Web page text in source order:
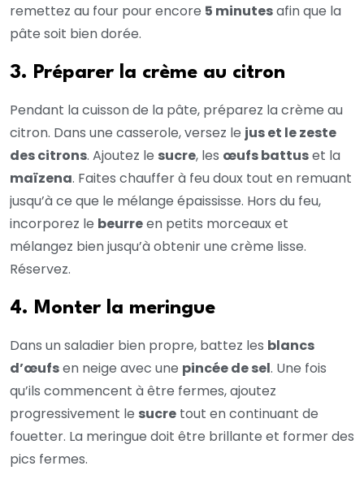
remettez au four pour encore 5 minutesafin que la
pâte soit bien dorée.
3. Préparer la crème au citron
Pendant la cuisson de la pâte, préparez la crème au
citron. Dans une casserole, versez le jus et le zeste
des citrons. Ajoutez le sucre, les œufs battuset la
maïzena. Faites chauffer à feu doux tout en remuant
jusqu’à ce que le mélange épaississe. Hors du feu,
incorporez le beurreen petits morceaux et
mélangez bien jusqu’à obtenir une crème lisse.
Réservez.
4. Monter la meringue
Dans un saladier bien propre, battez les blancs
d’œufsen neige avec une pincée de sel. Une fois
qu’ils commencent à être fermes, ajoutez
progressivement le sucre tout en continuant de
fouetter. La meringue doit être brillante et former des
pics fermes.